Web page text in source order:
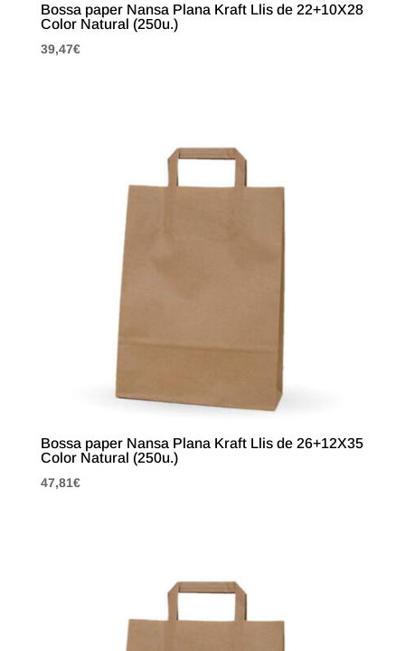
Bossa paper Nansa Plana Kraft Llis de 22+10X28
Color Natural (250u.)
39,47€
Bossa paper Nansa Plana Kraft Llis de 26+12X35
Color Natural (250u.)
47,81€